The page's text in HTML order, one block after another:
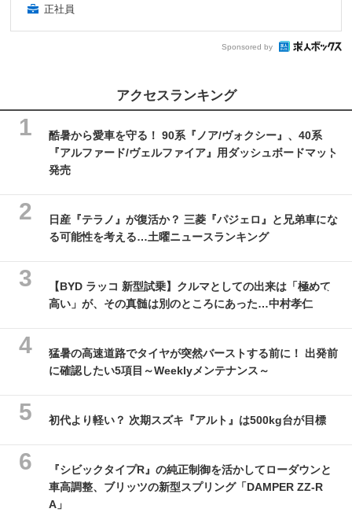
正社員
Sponsored by
アクセスランキング
酷暑から愛車を守る！ 90系『ノア/ヴォクシー』、40系
『アルファード/ヴェルファイア』用ダッシュボードマット
発売
日産『テラノ』が復活か？ 三菱『パジェロ』と兄弟車にな
る可能性を考える…土曜ニュースランキング
【BYD ラッコ 新型試乗】クルマとしての出来は「極めて
高い」が、その真髄は別のところにあった…中村孝仁
猛暑の高速道路でタイヤが突然バーストする前に！ 出発前
に確認したい5項目～Weeklyメンテナンス～
初代より軽い？ 次期スズキ『アルト』は500kg台が目標
『シビックタイプR』の純正制御を活かしてローダウンと
車高調整、ブリッツの新型スプリング「DAMPER ZZ-R
A」